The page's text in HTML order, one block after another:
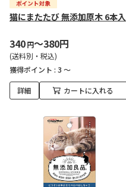
猫にまたたび 無添加原木 6本入
340円～380円
(送料別・税込)
獲得ポイント : 3 ～
詳細 カートに入れる